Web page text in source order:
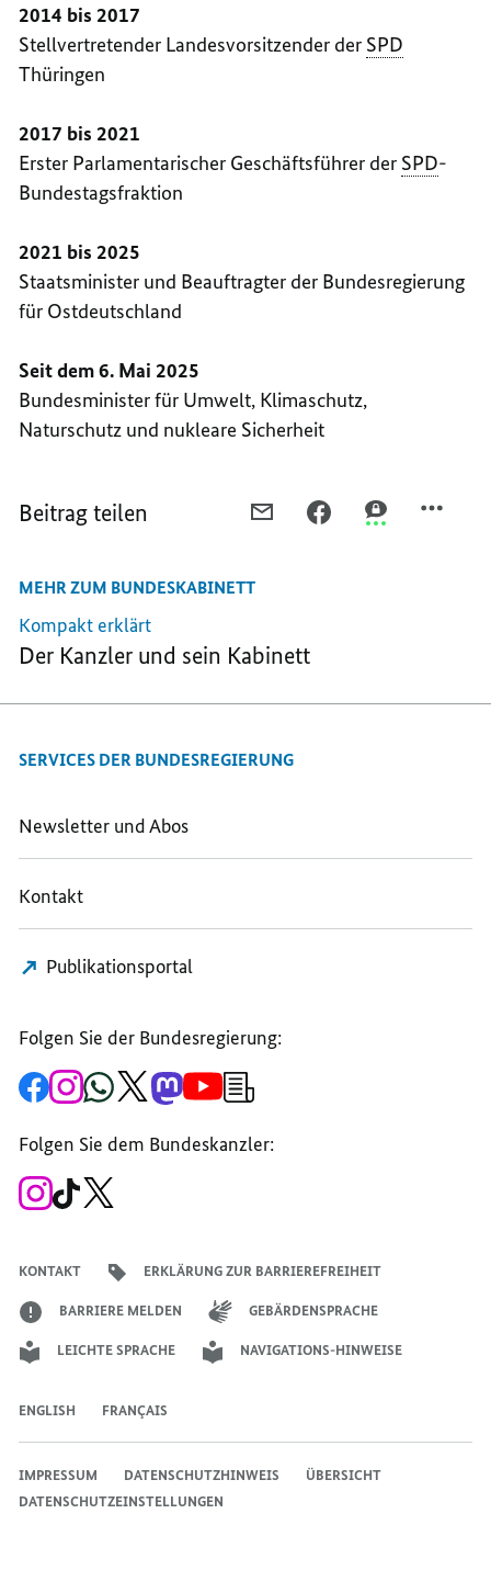
2014 bis 2017
Stellvertretender Landesvorsitzender der SPD
Thüringen
2017 bis 2021
Erster Parlamentarischer Geschäftsführer der SPD-
Bundestagsfraktion
2021 bis 2025
Staatsminister und Beauftragter der Bundesregierung
für Ostdeutschland
Seit dem 6. Mai 2025
Bundesminister für Umwelt, Klimaschutz,
Naturschutz und nukleare Sicherheit
Beitrag teilen
MEHR ZUM BUNDESKABINETT
Kompakt erklärt
Der Kanzler und sein Kabinett
SERVICES DER BUNDESREGIERUNG
Newsletter und Abos
Kontakt
Publikationsportal
Folgen Sie der Bundesregierung:
Zur
Facebook-
Bundesregierung
Zum
Instagram-
der
Bundesregierung
Zum
WhatsApp-
der
Bundesregierung
Zum
X-
Regierungssprechers
Zum
Mastodon-
der
Bundesregierung
Zum
YouTube-
Bundesregierung
Anmeldung
Folgen Sie dem Bundeskanzler:
Zum
Instagram-
Zum
TikTok-
KONTAKT ERKLÄRUNG ZUR BARRIEREFREIHEIT
BARRIERE MELDEN GEBÄRDENSPRACHE
LEICHTE SPRACHE NAVIGATIONS-HINWEISE
ENGLISH FRANÇAIS
IMPRESSUM DATENSCHUTZHINWEIS
ÜBERSICHT
DATENSCHUTZEINSTELLUNGEN